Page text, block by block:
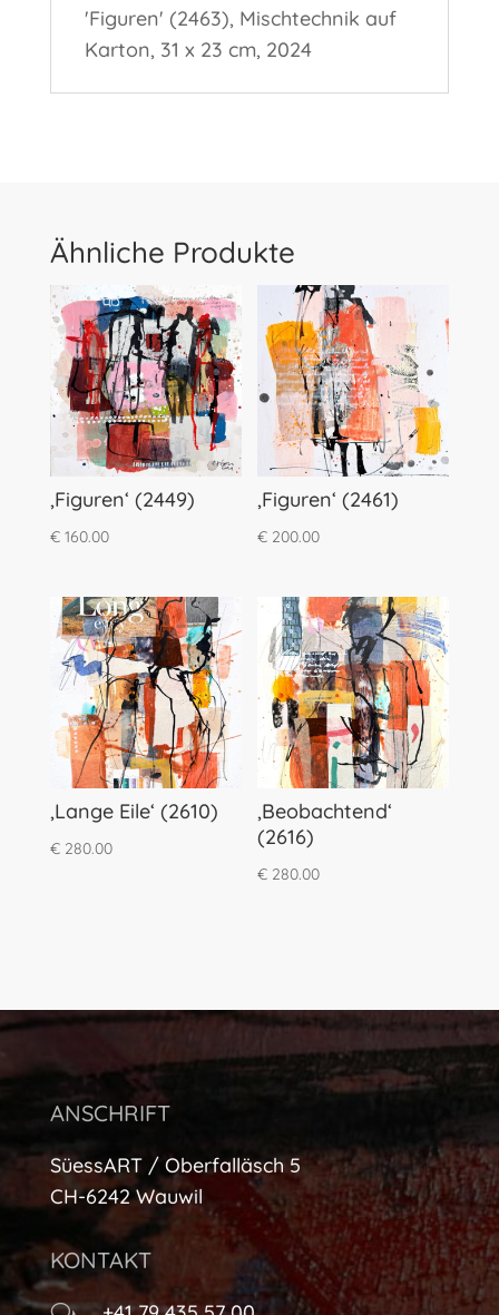
'Figuren' (2463), Mischtechnik auf
Karton, 31 x 23 cm, 2024
Ähnliche Produkte
‚Figuren‘ (2449)
€160.00
‚Figuren‘ (2461)
€ 200.00
‚Lange Eile‘ (2610)
€280.00
‚Beobachtend‘
(2616)
€ 280.00
ANSCHRIFT
SüessART / Oberfalläsch 5
CH-6242 Wauwil
KONTAKT